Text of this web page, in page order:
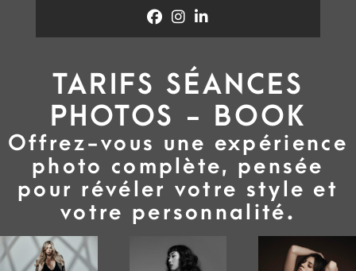
TARIFS SÉANCES
PHOTOS - BOOK
Offrez-vous une expérience
photo complète, pensée
pour révéler votre style et
votre personnalité.